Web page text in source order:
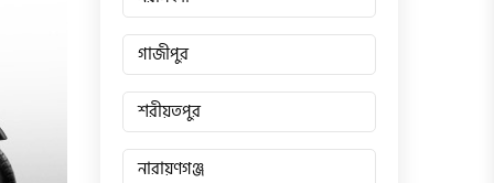
গাজীপুর
শরীয়তপুর
নারায়ণগঞ্জ